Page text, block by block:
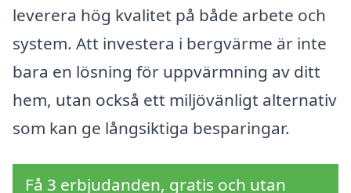
leverera hög kvalitet på både arbete och
system. Att investera i bergvärme är inte
bara en lösning för uppvärmning av ditt
hem, utan också ett miljövänligt alternativ
som kan ge långsiktiga besparingar.
Få 3 erbjudanden, gratis och utan